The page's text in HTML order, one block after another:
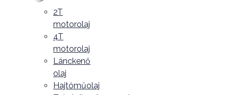
2T
motorolaj
4T
motorolaj
Lánckenő
olaj
Hajtóműolaj